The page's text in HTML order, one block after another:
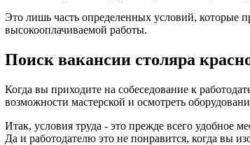
Это лишь часть определенных условий, которые
высокооплачиваемой работы.
Поиск вакансии столяра
Когда вы приходите на собеседование к
возможности мастерской и осмотреть
Итак, условия труда - это прежде всего удобное
Да и работодателю это не понравится, когда вы